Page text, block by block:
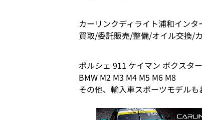
カーリンクディライト浦和インタ
買取/委託販売/整備/オイル交換/
ポルシェ 911 ケイマン ボクスター
BMW M2 M3 M4 M5 M6 M8
その他、輸入車スポーツモデルも